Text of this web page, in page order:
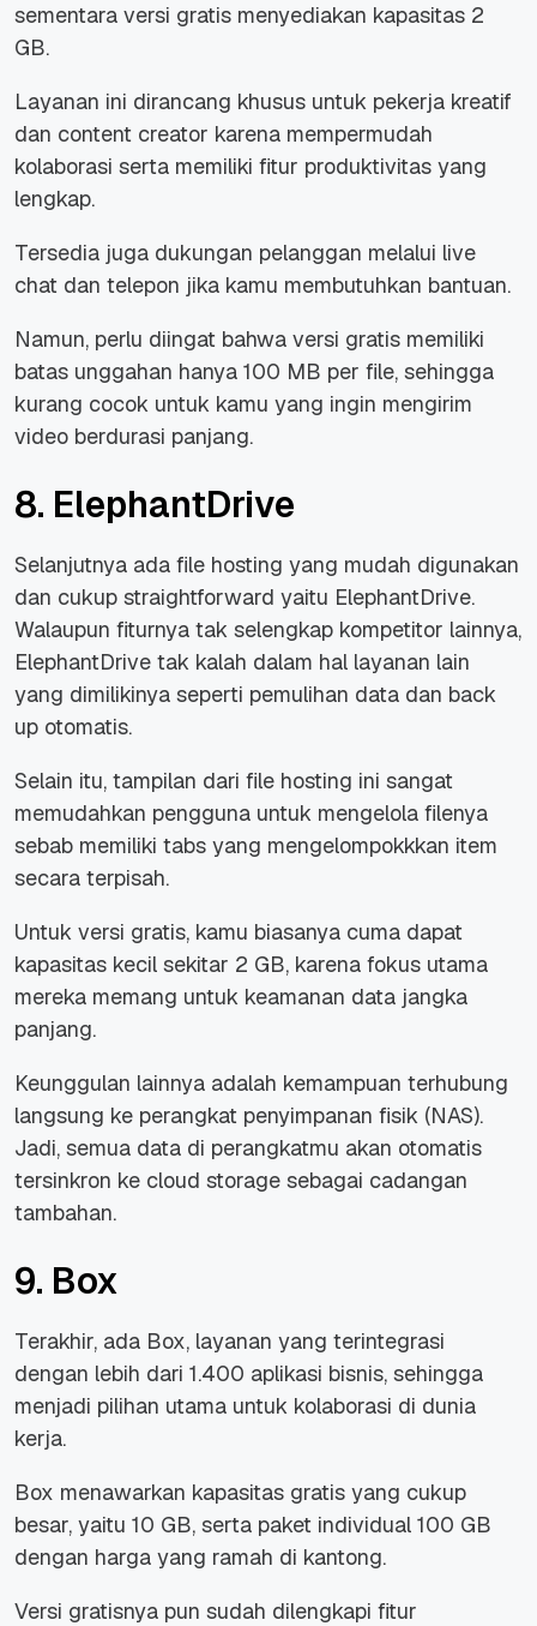
sementara versi gratis menyediakan kapasitas 2
GB.
Layanan ini dirancang khusus untuk pekerja kreatif
dan content creator karena mempermudah
kolaborasi serta memiliki fitur produktivitas yang
lengkap.
Tersedia juga dukungan pelanggan melalui live
chat dan telepon jika kamu membutuhkan bantuan.
Namun, perlu diingat bahwa versi gratis memiliki
batas unggahan hanya 100 MB per file, sehingga
kurang cocok untuk kamu yang ingin mengirim
video berdurasi panjang.
8. ElephantDrive
Selanjutnya ada file hosting yang mudah digunakan
dan cukup straightforward yaitu ElephantDrive.
Walaupun fiturnya tak selengkap kompetitor lainnya,
ElephantDrive tak kalah dalam hal layanan lain
yang dimilikinya seperti pemulihan data dan back
up otomatis.
Selain itu, tampilan dari file hosting ini sangat
memudahkan pengguna untuk mengelola filenya
sebab memiliki tabs yang mengelompokkkan item
secara terpisah.
Untuk versi gratis, kamu biasanya cuma dapat
kapasitas kecil sekitar 2 GB, karena fokus utama
mereka memang untuk keamanan data jangka
panjang.
Keunggulan lainnya adalah kemampuan terhubung
langsung ke perangkat penyimpanan fisik (NAS).
Jadi, semua data di perangkatmu akan otomatis
tersinkron ke cloud storage sebagai cadangan
tambahan.
9. Box
Terakhir, ada Box, layanan yang terintegrasi
dengan lebih dari 1.400 aplikasi bisnis, sehingga
menjadi pilihan utama untuk kolaborasi di dunia
kerja.
Box menawarkan kapasitas gratis yang cukup
besar, yaitu 10 GB, serta paket individual 100 GB
dengan harga yang ramah di kantong.
Versi gratisnya pun sudah dilengkapi fitur